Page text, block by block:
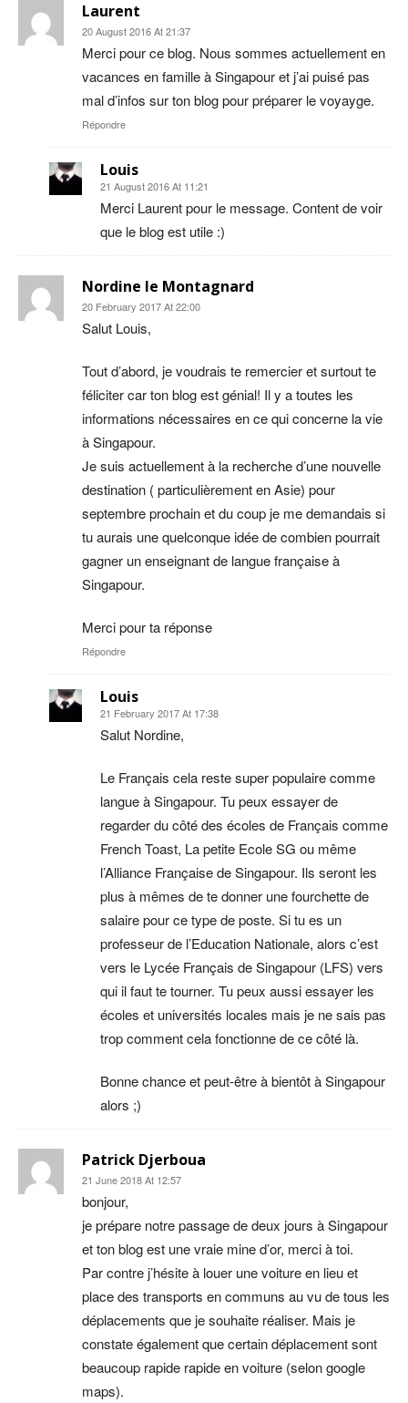
Laurent
20 August 2016 At 21:37
Merci pour ce blog. Nous sommes actuellement en
vacances en famille à Singapour et j’ai puisé pas
mal d’infos sur ton blog pour préparer le voyayge.
Répondre
Louis
21 August 2016 At 11:21
Merci Laurent pour le message. Content de voir
que le blog est utile :)
Nordine le Montagnard
20 February 2017 At 22:00
Salut Louis,
Tout d’abord, je voudrais te remercier et surtout te
féliciter car ton blog est génial! Il y a toutes les
informations nécessaires en ce qui concerne la vie
à Singapour.
Je suis actuellement à la recherche d’une nouvelle
destination ( particulièrement en Asie) pour
septembre prochain et du coup je me demandais si
tu aurais une quelconque idée de combien pourrait
gagner un enseignant de langue française à
Singapour.
Merci pour ta réponse
Répondre
Louis
21 February 2017 At 17:38
Salut Nordine,
Le Français cela reste super populaire comme
langue à Singapour. Tu peux essayer de
regarder du côté des écoles de Français comme
French Toast, La petite Ecole SG ou même
l’Alliance Française de Singapour. Ils seront les
plus à mêmes de te donner une fourchette de
salaire pour ce type de poste. Si tu es un
professeur de l’Education Nationale, alors c’est
vers le Lycée Français de Singapour (LFS) vers
qui il faut te tourner. Tu peux aussi essayer les
écoles et universités locales mais je ne sais pas
trop comment cela fonctionne de ce côté là.
Bonne chance et peut-être à bientôt à Singapour
alors ;)
Patrick Djerboua
21 June 2018 At 12:57
bonjour,
je prépare notre passage de deux jours à Singapour
et ton blog est une vraie mine d’or, merci à toi.
Par contre j’hésite à louer une voiture en lieu et
place des transports en communs au vu de tous les
déplacements que je souhaite réaliser. Mais je
constate également que certain déplacement sont
beaucoup rapide rapide en voiture (selon google
maps).